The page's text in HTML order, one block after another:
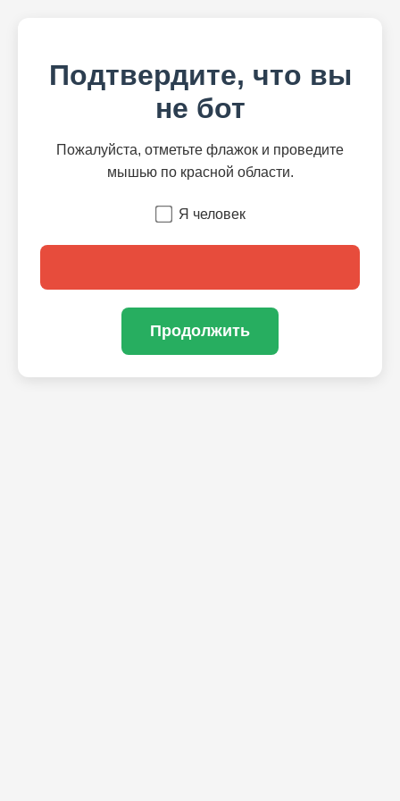
Подтвердите, что вы
не бот
Пожалуйста, отметьте флажок и проведите
мышью по красной области.
Я человек
Продолжить